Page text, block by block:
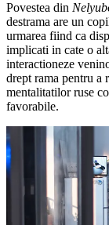
Povestea din
destrama are un
urmarea fiind ca
implicati in cate o
interactioneze
drept rama pentru a
mentalitatilor ruse
favorabile.